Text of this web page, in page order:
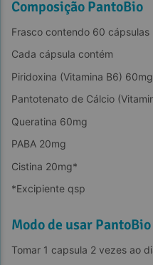
Composição PantoBio
Frasco contendo 60 cápsulas
Cada cápsula contém
Piridoxina (Vitamina B6) 60mg
Pantotenato de Cálcio
Queratina 60mg
PABA 20mg
Cistina 20mg*
*Excipiente qsp
Modo de usar PantoBio
Tomar 1 capsula 2 vezes ao